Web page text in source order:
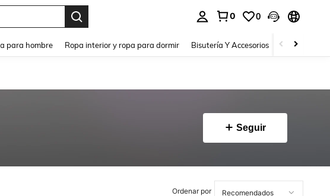
0 0
para hombre Ropa interior y ropa para dormir Bisutería Y Accesorios Zapatos
Seguir
Ordenar por